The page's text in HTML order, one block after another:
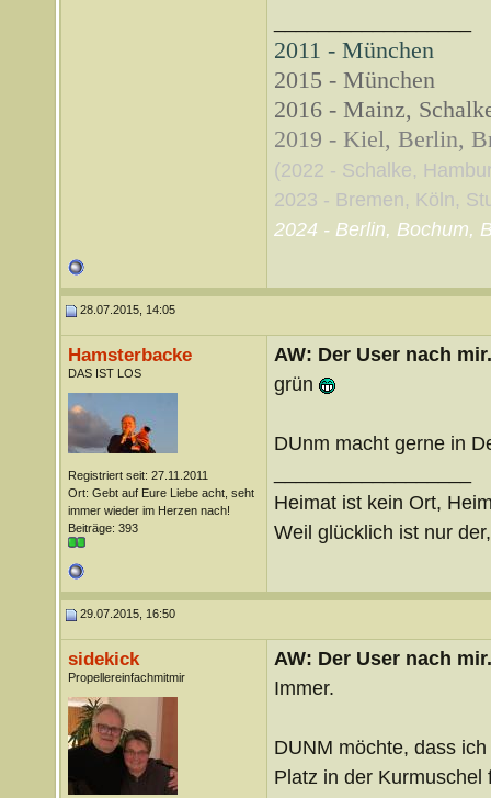
2011 - München
2015 - München
2016 - Mainz,
2019 - Kiel, Berlin,
(2022 - Schalke,
2023 - Bremen, Köln,
2024 - Berlin, Bochum,
28.07.2015, 14:05
Hamsterbacke
DAS IST LOS
Registriert seit: 27.11.2011
Ort: Gebt auf Eure Liebe acht, seht
immer wieder im Herzen nach!
Beiträge: 393
AW: Der User nach
grün
DUnm macht gerne in
Heimat ist kein Ort,
Weil glücklich ist nur
29.07.2015, 16:50
sidekick
Propellereinfachmitmir
AW: Der User nach
Immer.
DUNM möchte, dass
Platz in der Kurmuschel